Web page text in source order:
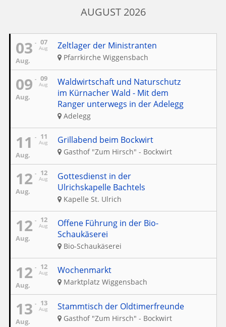
AUGUST 2026
07
Aug
03
Aug.
Zeltlager der Ministranten
Pfarrkirche Wiggensbach
09
Aug
09
Aug.
Waldwirtschaft und Naturschutz
im Kürnacher Wald - Mit dem
Ranger unterwegs in der Adelegg
Adelegg
11
Aug
11
Aug.
Grillabend beim Bockwirt
Gasthof "Zum Hirsch" - Bockwirt
12
Aug
12
Aug.
Gottesdienst in der
Ulrichskapelle Bachtels
Kapelle St. Ulrich
12
Aug
12
Aug.
Offene Führung in der Bio-
Schaukäserei
Bio-Schaukäserei
12
Aug
12
Aug.
Wochenmarkt
Marktplatz Wiggensbach
13
Aug
13
Aug.
Stammtisch der Oldtimerfreunde
Gasthof "Zum Hirsch" - Bockwirt